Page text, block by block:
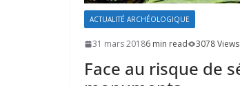
ACTUALITÉ ARCHÉOLOGIQUE
31 mars 20186 min read 3078 Views
Face au risque de